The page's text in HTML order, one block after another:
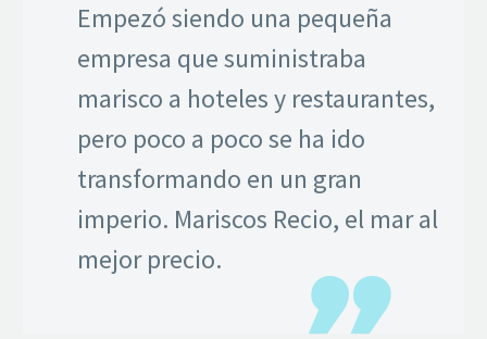
Empezó siendo una pequeña
empresa que suministraba
marisco a hoteles y restaurantes,
pero poco a poco se ha ido
transformando en un gran
imperio. Mariscos Recio, el mar al
mejor precio.